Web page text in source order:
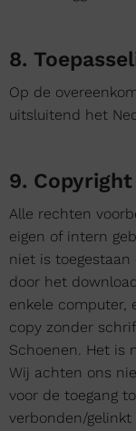
8.
Op de
uitsluitend het
9. Copyright
Alle rechten
eigen of intern
niet is toegestaan
door het
enkele computer,
copy zonder
Schoenen. Het is
Wij achten ons
voor de toegang
verbonden/